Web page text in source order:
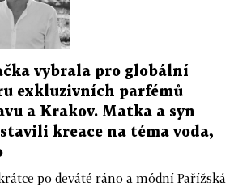
vybrala pro globální
exkluzivních parfémů
a Krakov. Matka a syn
kreace na téma voda,
po deváté ráno a módní Pařížská